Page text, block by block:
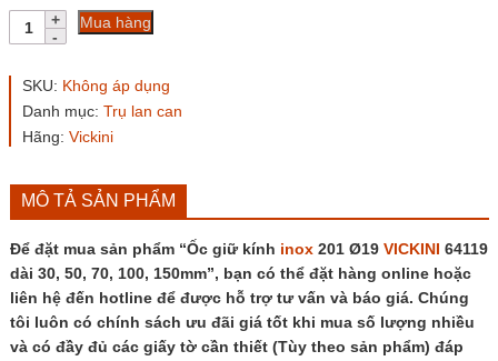
Ốc
giữ
inox
Ø19
VICKINI
30,
50,
70,
100,
150mm
số
lượng
Mua hàng
SKU: Không áp dụng
Danh mục: Trụ lan can
Hãng: Vickini
MÔ TẢ SẢN PHẨM
Để đặt mua sản phẩm “Ốc giữ kính inox201 Ø19 VICKINI 64119
dài 30, 50, 70, 100, 150mm”, bạn có thể đặt hàng online hoặc
liên hệ đến hotline để được hỗ trợ tư vấn và báo giá. Chúng
tôi luôn có chính sách ưu đãi giá tốt khi mua số lượng nhiều
và có đầy đủ các giấy tờ cần thiết (Tùy theo sản phẩm) đáp